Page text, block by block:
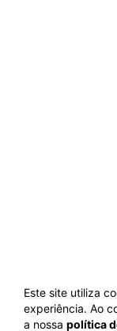
Este site utiliza
experiência. Ao
a nossa política